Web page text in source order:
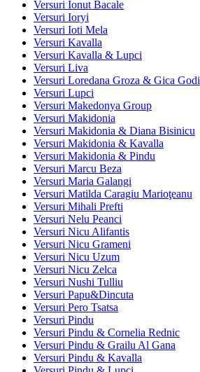
Versuri Ionut Bacale
Versuri Ioryi
Versuri Ioti Mela
Versuri Kavalla
Versuri Kavalla & Lupci
Versuri Liva
Versuri Loredana Groza & Gica Godi
Versuri Lupci
Versuri Makedonya Group
Versuri Makidonia
Versuri Makidonia & Diana Bisinicu
Versuri Makidonia & Kavalla
Versuri Makidonia & Pindu
Versuri Marcu Beza
Versuri Maria Galangi
Versuri Matilda Caragiu Marioţeanu
Versuri Mihali Prefti
Versuri Nelu Peanci
Versuri Nicu Alifantis
Versuri Nicu Grameni
Versuri Nicu Uzum
Versuri Nicu Zelca
Versuri Nushi Tulliu
Versuri Papu&Dincuta
Versuri Pero Tsatsa
Versuri Pindu
Versuri Pindu & Cornelia Rednic
Versuri Pindu & Grailu Al Gana
Versuri Pindu & Kavalla